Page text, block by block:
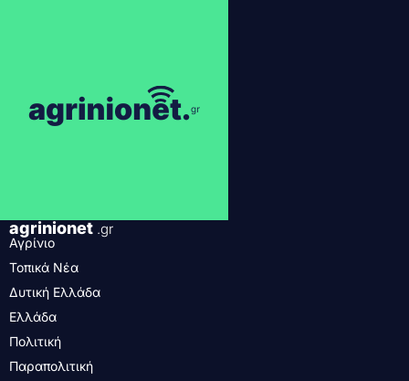
agrinionet .gr
Αγρίνιο
Τοπικά Νέα
Δυτική Ελλάδα
Ελλάδα
Πολιτική
Παραπολιτική